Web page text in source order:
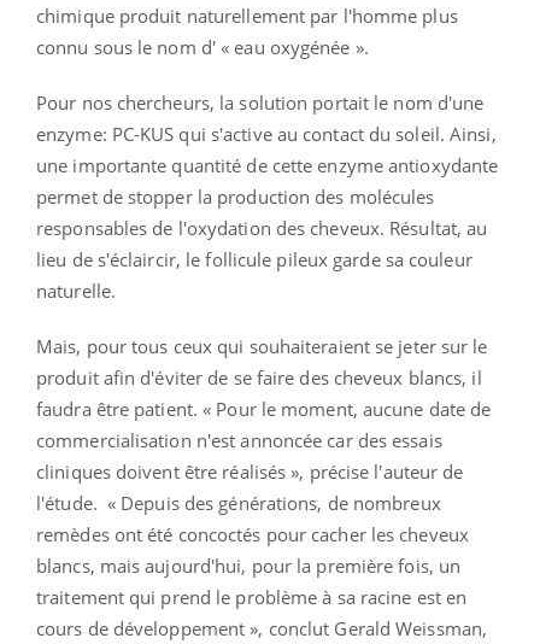
chimique produit naturellement par l'homme plus
connu sous le nom d' « eau oxygénée ».
Pour nos chercheurs, la solution portait le nom d'une
enzyme: PC-KUS qui s'active au contact du soleil. Ainsi,
une importante quantité de cette enzyme antioxydante
permet de stopper la production des molécules
responsables de l'oxydation des cheveux. Résultat, au
lieu de s'éclaircir, le follicule pileux garde sa couleur
naturelle.
Mais, pour tous ceux qui souhaiteraient se jeter sur le
produit afin d'éviter de se faire des cheveux blancs, il
faudra être patient. « Pour le moment, aucune date de
commercialisation n'est annoncée car des essais
cliniques doivent être réalisés », précise l'auteur de
l'étude. « Depuis des générations, de nombreux
remèdes ont été concoctés pour cacher les cheveux
blancs, mais aujourd'hui, pour la première fois, un
traitement qui prend le problème à sa racine est en
cours de développement », conclut Gerald Weissman,